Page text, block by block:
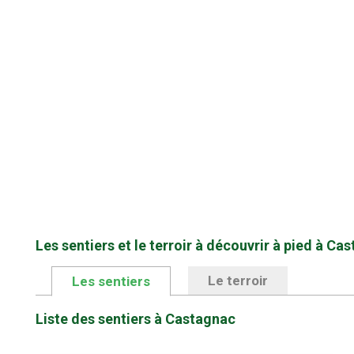
Les sentiers et le terroir à découvrir à pied à
Les sentiers Le terroir
Liste des sentiers à Castagnac